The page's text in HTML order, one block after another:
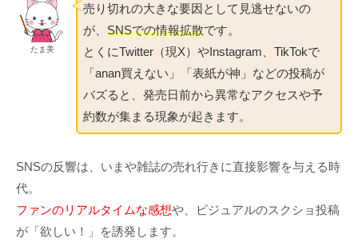
たま美
売り切れの大きな要因として見逃せないの
が、SNSでの情報拡散です。
とくにTwitter（現X）やInstagram、TikTokで
「anan買えない」「表紙が神」などの投稿が
バズると、発売日前から異常なアクセスや予
約数が集まる現象が起きます。
SNSの反響は、いまや雑誌の売れ行きに直接影響を与える時
代。
ファンのリアルタイムな感想や、ビジュアルのスクショ投稿
が「欲しい！」を誘発します。